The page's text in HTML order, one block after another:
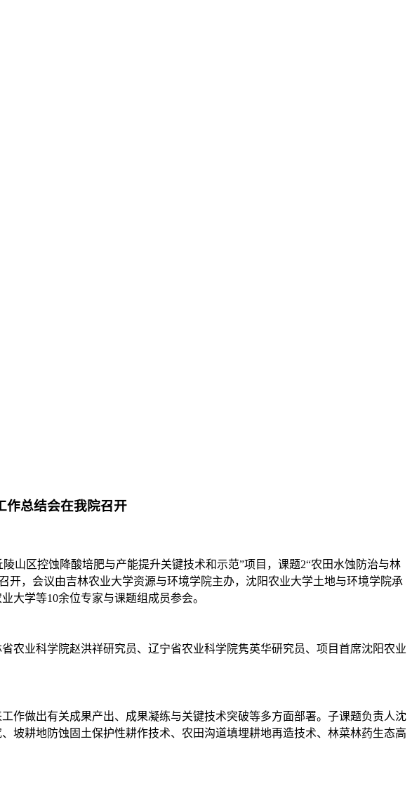
作总结会在我院召开
山区控蚀降酸培肥与产能提升关键技术和示范”项目，课题2“农田水蚀防治与林
开，会议由吉林农业大学资源与环境学院主办，沈阳农业大学土地与环境学院承
大学等10余位专家与课题组成员参会。
农业科学院赵洪祥研究员、辽宁省农业科学院隽英华研究员、项目首席沈阳农业
作做出有关成果产出、成果凝练与关键技术突破等多方面部署。子课题负责人沈
坡耕地防蚀固土保护性耕作技术、农田沟道填埋耕地再造技术、林菜林药生态高